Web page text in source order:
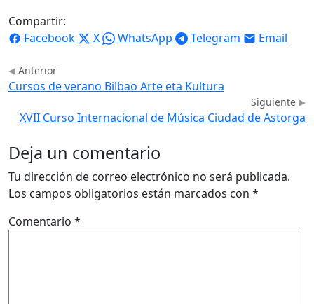
Compartir:
Facebook
X WhatsApp Telegram Email
Anterior
Cursos de verano Bilbao Arte eta Kultura
Siguiente
XVII Curso Internacional de Música Ciudad de Astorga
Deja un comentario
Tu dirección de correo electrónico no será publicada.
Los campos obligatorios están marcados con *
Comentario *